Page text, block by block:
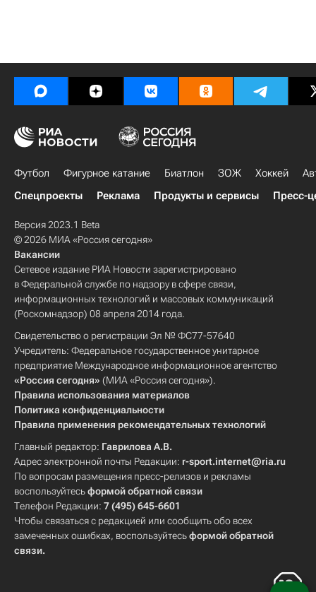
Футбол Фигурное катание Биатлон ЗОЖ Хоккей
Спецпроекты
Реклама Продукты и сервисы Пресс-
Версия 2023.1 Beta
© 2026 МИА «Россия сегодня»
Вакансии
Сетевое издание РИА Новости зарегистрировано
в Федеральной службе по надзору в сфере связи,
информационных технологий и массовых коммуникаций
(Роскомнадзор) 08 апреля 2014 года.
Свидетельство о регистрации Эл № ФС77-57640
Учредитель: Федеральное государственное унитарное
предприятие Международное информационное агентство
«Россия сегодня» (МИА «Россия сегодня»).
Правила использования материалов
Политика конфиденциальности
Правила применения рекомендательных технологий
Главный редактор: Гаврилова А.В.
Адрес электронной почты Редакции: r-sport.internet@ria.ru
По вопросам размещения пресс-релизов и рекламы
воспользуйтесьформой обратной связи
Телефон Редакции: 7 (495) 645-6601
Чтобы связаться с редакцией или сообщить обо всех
замеченных ошибках, воспользуйтесьформой обратной
связи.